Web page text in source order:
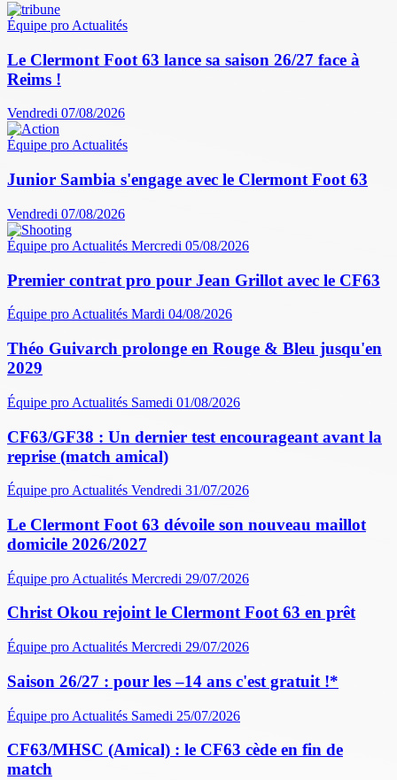
Équipe pro Actualités
Le Clermont Foot 63 lance sa saison 26/27 face à
Reims !
Vendredi 07/08/2026
Équipe proActualités
Junior Sambia s'engage avec le Clermont Foot 63
Vendredi 07/08/2026
Équipe pro Actualités Mercredi 05/08/2026
Premier contrat pro pour Jean Grillot avec le CF63
Équipe pro Actualités Mardi 04/08/2026
Théo Guivarch prolonge en Rouge & Bleu jusqu'en
2029
Équipe pro Actualités Samedi 01/08/2026
CF63/GF38 : Un dernier test encourageant avant la
reprise (match amical)
Équipe pro Actualités Vendredi 31/07/2026
Le Clermont Foot 63 dévoile son nouveau maillot
domicile 2026/2027
Équipe pro Actualités Mercredi 29/07/2026
Christ Okou rejoint le Clermont Foot 63 en prêt
Équipe pro Actualités Mercredi 29/07/2026
Saison 26/27 : pour les –14 ans c'est gratuit !*
Équipe pro Actualités Samedi 25/07/2026
CF63/MHSC (Amical) : le CF63 cède en fin de
match